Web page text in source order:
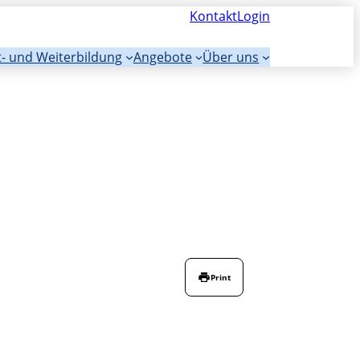
KontaktLogin
und Weiterbildung Angebote Über uns
Print